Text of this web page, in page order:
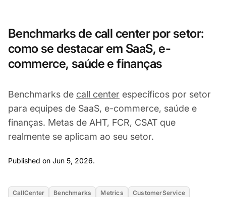
Benchmarks de call center por setor:
como se destacar em SaaS, e-
commerce, saúde e finanças
Benchmarks de call center específicos por setor
para equipes de SaaS, e-commerce, saúde e
finanças. Metas de AHT, FCR, CSAT que
realmente se aplicam ao seu setor.
Published on Jun 5, 2026.
CallCenter Benchmarks Metrics
CustomerService